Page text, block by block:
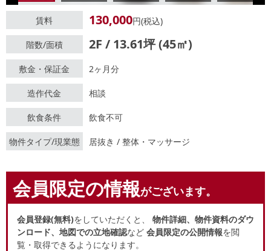
賃料 130,000円(税込)
階数/面積 2F / 13.61坪 (45㎡)
敷金・保証金 2ヶ月分
造作代金 相談
飲食条件 飲食不可
物件タイプ/現業態 居抜き / 整体・マッサージ
会員限定の情報がございます。
会員登録(無料)をしていただくと、 物件詳細、物件資料のダウ
ンロード、地図での立地確認など 会員限定の公開情報を閲
覧・取得できるようになります。